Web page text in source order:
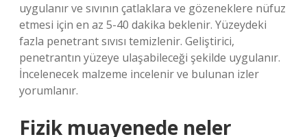
uygulanır ve sıvının çatlaklara ve gözeneklere nüfuz
etmesi için en az 5-40 dakika beklenir. Yüzeydeki
fazla penetrant sıvısı temizlenir. Geliştirici,
penetrantın yüzeye ulaşabileceği şekilde uygulanır.
İncelenecek malzeme incelenir ve bulunan izler
yorumlanır.
Fizik muayenede neler